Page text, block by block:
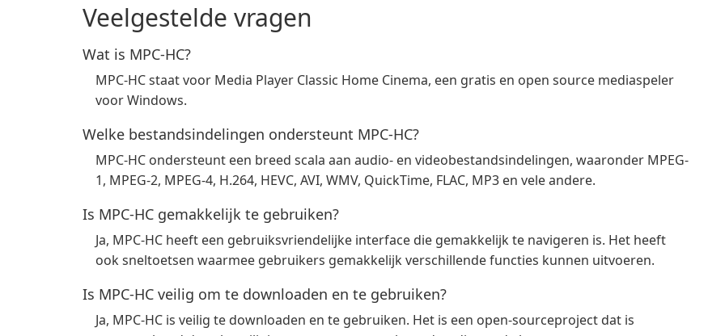
Veelgestelde vragen
Wat is MPC-HC?
MPC-HC staat voor Media Player Classic Home Cinema, een gratis en open source mediaspeler
voor Windows.
Welke bestandsindelingen ondersteunt MPC-HC?
MPC-HC ondersteunt een breed scala aan audio- en videobestandsindelingen, waaronder MPEG-
1, MPEG-2, MPEG-4, H.264, HEVC, AVI, WMV, QuickTime, FLAC, MP3 en vele andere.
Is MPC-HC gemakkelijk te gebruiken?
Ja, MPC-HC heeft een gebruiksvriendelijke interface die gemakkelijk te navigeren is. Het heeft
ook sneltoetsen waarmee gebruikers gemakkelijk verschillende functies kunnen uitvoeren.
Is MPC-HC veilig om te downloaden en te gebruiken?
Ja, MPC-HC is veilig te downloaden en te gebruiken. Het is een open-sourceproject dat is